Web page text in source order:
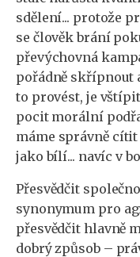
sdělení... protože
se člověk brání
převýchovná
pořádně skřípnout
to provést, je
pocit morální
máme správně
jako bílí... navíc v
Přesvědčit
synonymum pro
přesvědčit hlavně
dobrý způsob –